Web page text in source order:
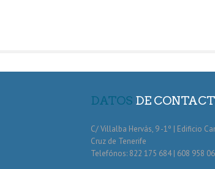
DATOS DE
C/ Villalba Hervás, 9 -1º | Edificio
Cruz de Tenerife
Telefónos: 822 175 684 | 608 958